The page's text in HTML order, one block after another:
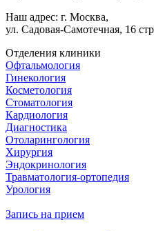
Наш адрес: г. Москва,
ул. Садовая-Самотечная, 16 стр
Отделения клиники
Офтальмология
Гинекология
Косметология
Стоматология
Кардиология
Диагностика
Отоларингология
Хирургия
Эндокринология
Травматология-ортопедия
Урология
Запись на прием